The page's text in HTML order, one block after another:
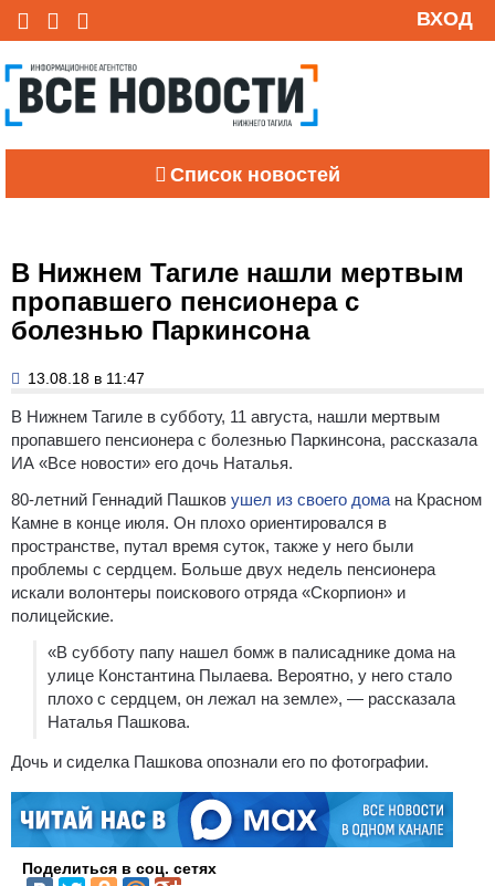
ВХОД
Список новостей
В Нижнем Тагиле нашли мертвым
пропавшего пенсионера с
болезнью Паркинсона
13.08.18 в 11:47
В Нижнем Тагиле в субботу, 11 августа, нашли мертвым
пропавшего пенсионера с болезнью Паркинсона, рассказала
ИА «Все новости» его дочь Наталья.
80-летний Геннадий Пашков ушел из своего дома на Красном
Камне в конце июля. Он плохо ориентировался в
пространстве, путал время суток, также у него были
проблемы с сердцем. Больше двух недель пенсионера
искали волонтеры поискового отряда «Скорпион» и
полицейские.
«В субботу папу нашел бомж в палисаднике дома на
улице Константина Пылаева. Вероятно, у него стало
плохо с сердцем, он лежал на земле», — рассказала
Наталья Пашкова.
Дочь и сиделка Пашкова опознали его по фотографии.
Поделиться в соц. сетях